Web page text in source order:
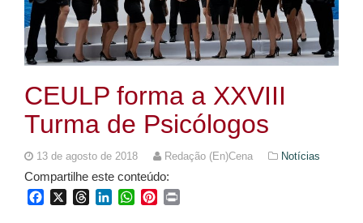
CEULP forma a XXVIII
Turma de Psicólogos
13 de agosto de 2018 Redação (En)Cena Notícias
Compartilhe este conteúdo:
FacebookThreadsLinkedInWhatsApp
Pinterest